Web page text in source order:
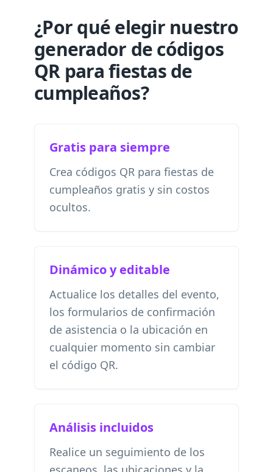
¿Por qué elegir nuestro
generador de códigos
QR para fiestas de
cumpleaños?
Gratis para siempre
Crea códigos QR para fiestas de
cumpleaños gratis y sin costos
ocultos.
Dinámico y editable
Actualice los detalles del evento,
los formularios de confirmación
de asistencia o la ubicación en
cualquier momento sin cambiar
el código QR.
Análisis incluidos
Realice un seguimiento de los